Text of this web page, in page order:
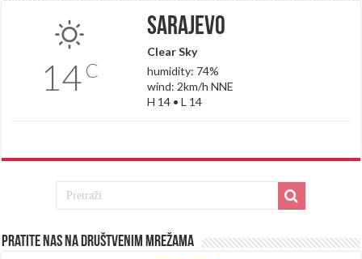
14C
Sarajevo
Clear Sky
humidity: 74%
wind: 2km/h NNE
H 14 • L 14
Pratite nas na društvenim mrežama